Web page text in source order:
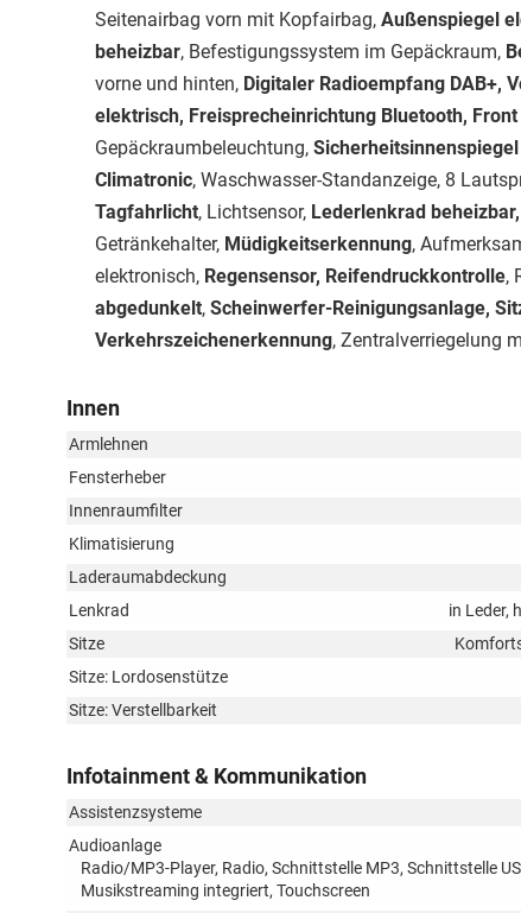
Seitenairbag vorn mit Kopfairbag, Außenspiegel
beheizbar, Befestigungssystem im Gepäckraum,
vorne und hinten, Digitaler Radioempfang DAB+,
elektrisch, Freisprecheinrichtung Bluetooth,
Gepäckraumbeleuchtung,
Climatronic, Waschwasser-Standanzeige, 8
Tagfahrlicht, Lichtsensor, Lederlenkrad
Getränkehalter, Müdigkeitserkennung,
elektronisch, Regensensor, Reifendruckkontrolle,
abgedunkelt, Scheinwerfer-Reinigungsanlage,
Verkehrszeichenerkennung, Zentralverriegelung
Innen
Armlehnen
Fensterheber
Innenraumfilter
Klimatisierung
Laderaumabdeckung
Lenkrad
in Leder,
Sitze
Sitze: Lordosenstütze
Sitze: Verstellbarkeit
Infotainment & Kommunikation
Assistenzsysteme
Audioanlage
Radio/MP3-Player, Radio, Schnittstelle MP3, Schnittstelle
Musikstreaming integriert, Touchscreen